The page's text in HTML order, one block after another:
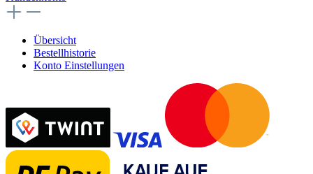
Übersicht
Bestellhistorie
Konto Einstellungen